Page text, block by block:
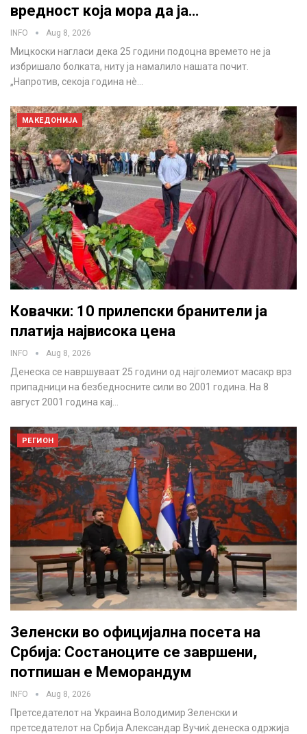
вредност која мора да ја…
INFO Aug 8, 2026
Мицкоски нагласи дека 25 години подоцна времето не ја
избришало болката, ниту ја намалило нашата почит.
„Напротив, секоја година нè…
МАКЕДОНИЈА
Ковачки: 10 прилепски бранители ја
платија највисока цена
INFO Aug 8, 2026
Денеска се навршуваат 25 години од најголемиот масакр врз
припадници на безбедносните сили во 2001 година. На 8
август 2001 година кај…
РЕГИОН
Зеленски во официјална посета на
Србија: Состаноците се завршени,
потпишан е Меморандум
INFO Aug 8, 2026
Претседателот на Украина Володимир Зеленски и
претседателот на Србија Александар Вучиќ денеска одржија